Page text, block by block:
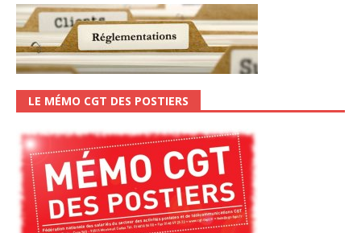
LE MÉMO CGT DES POSTIERS